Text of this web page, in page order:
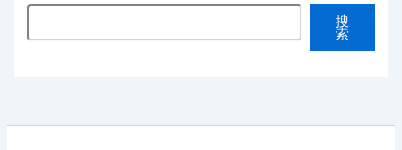
搜
索